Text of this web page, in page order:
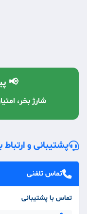
📢
شارژ بخر،
پشتیبانی و ارتباط
تماس تلفنی
تماس با پشتیبانی